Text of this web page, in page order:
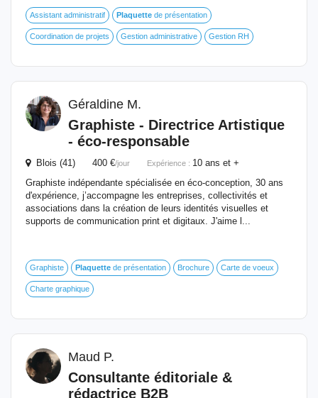
Assistant administratif Plaquette de présentation
Coordination de projets Gestion administrative Gestion RH
Géraldine M.
Graphiste - Directrice Artistique
- éco-responsable
Blois (41) 400 €/jour Expérience : 10 ans et +
Graphiste indépendante spécialisée en éco-conception, 30 ans
d'expérience, j’accompagne les entreprises, collectivités et
associations dans la création de leurs identités visuelles et
supports de communication print et digitaux. J'aime l...
Graphiste Plaquette de présentation Brochure Carte de voeux
Charte graphique
Maud P.
Consultante éditoriale &
rédactrice B2B